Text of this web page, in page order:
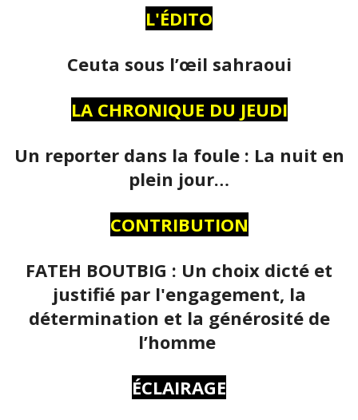
L'ÉDITO
Ceuta sous l’œil sahraoui
LA CHRONIQUE DU JEUDI
Un reporter dans la foule : La nuit en
plein jour…
CONTRIBUTION
FATEH BOUTBIG : Un choix dicté et
justifié par l'engagement, la
détermination et la générosité de
l’homme
ÉCLAIRAGE